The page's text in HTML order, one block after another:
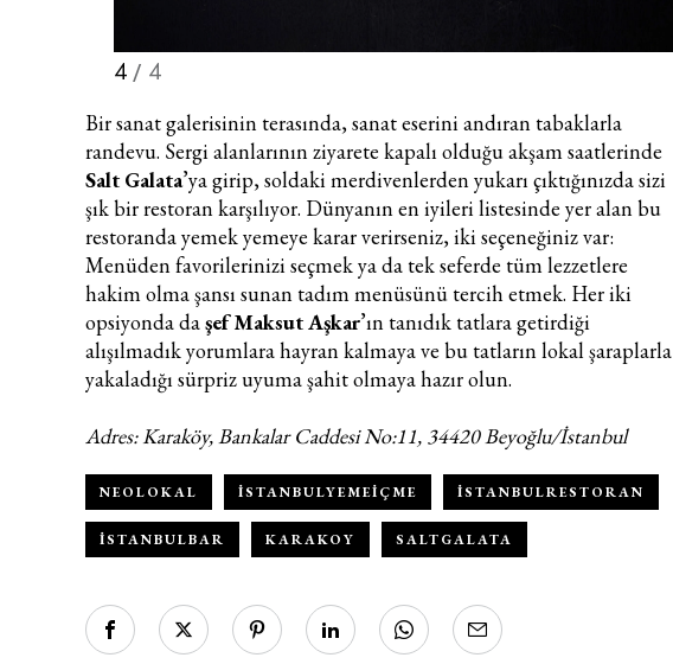
4/ 4
Bir sanat galerisinin terasında, sanat eserini andıran tabaklarla
randevu. Sergi alanlarının ziyarete kapalı olduğu akşam saatlerinde
Salt Galata’ya girip, soldaki merdivenlerden yukarı çıktığınızda sizi
şık bir restoran karşılıyor. Dünyanın en iyileri listesinde yer alan bu
restoranda yemek yemeye karar verirseniz, iki seçeneğiniz var:
Menüden favorilerinizi seçmek ya da tek seferde tüm lezzetlere
hakim olma şansı sunan tadım menüsünü tercih etmek. Her iki
opsiyonda daşef Maksut Aşkar’ın tanıdık tatlara getirdiği
alışılmadık yorumlara hayran kalmaya ve bu tatların lokal şaraplarla
yakaladığı sürpriz uyuma şahit olmaya hazır olun.
Adres: Karaköy, Bankalar Caddesi No:11, 34420 Beyoğlu/İstanbul
NEOLOKAL ISTANBULYEMEIÇME ISTANBULRESTORAN
ISTANBULBAR KARAKOY SALTGALATA